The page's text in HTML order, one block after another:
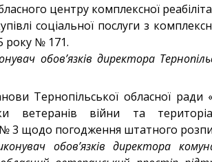
центру комплексної
соціальної послуги з
року № 171.
обов’язків директора
Тернопільської обласної ради
ветеранів війни та
№ 3 щодо погодження штатного
обов’язків директора